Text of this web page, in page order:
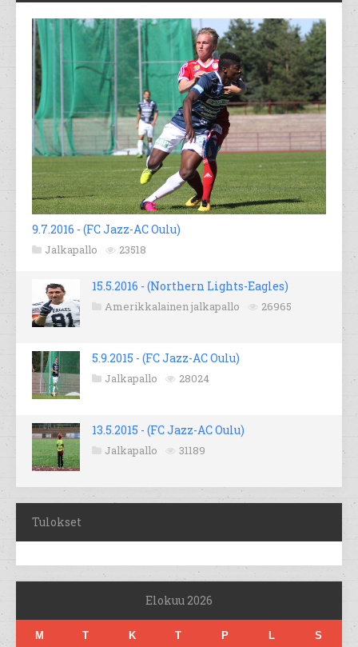
9.7.2016 - (FC Jazz-AC Oulu)
Jalkapallo 23518
15.5.2016 - (Northern Lights-Eagles)
Amerikkalainen jalkapallo 26965
5.9.2015 - (FC Jazz-AC Oulu)
Jalkapallo 28024
13.5.2015 - (FC Jazz-AC Oulu)
Jalkapallo 31189
Tulokset
Elokuu 2026
M T K T P L S